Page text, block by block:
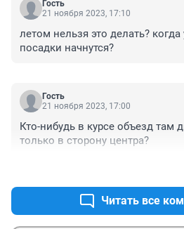
Гость
21 ноября 2023, 17:10
летом нельзя это делать?
посадки начнутся?
Гость
21 ноября 2023, 17:00
Кто-нибудь в курсе объезд там
только в сторону центра?
Читать все